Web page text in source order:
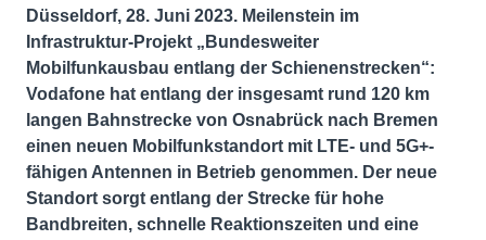
Düsseldorf, 28. Juni 2023. Meilenstein im
Infrastruktur-Projekt „Bundesweiter
Mobilfunkausbau entlang der Schienenstrecken“:
Vodafone hat entlang der insgesamt rund 120 km
langen Bahnstrecke von Osnabrück nach Bremen
einen neuen Mobilfunkstandort mit LTE- und 5G+-
fähigen Antennen in Betrieb genommen. Der neue
Standort sorgt entlang der Strecke für hohe
Bandbreiten, schnelle Reaktionszeiten und eine